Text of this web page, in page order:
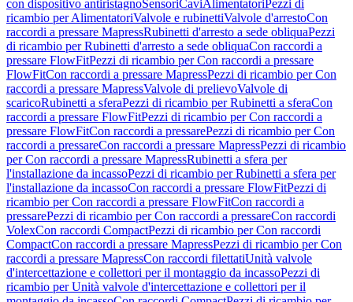
con dispositivo antiristagnoSensoriCaviAlimentatori Pezzi di
ricambio per AlimentatoriValvole e rubinettiValvole d'arrestoCon
raccordi a pressare MapressRubinetti d'arresto a sede obliquaPezzi
di ricambio per Rubinetti d'arresto a sede obliquaCon raccordi a
pressare FlowFitPezzi di ricambio per Con raccordi a pressare
FlowFitCon raccordi a pressare MapressPezzi di ricambio per Con
raccordi a pressare MapressValvole di prelievoValvole di
scaricoRubinetti a sferaPezzi di ricambio per Rubinetti a sferaCon
raccordi a pressare FlowFitPezzi di ricambio per Con raccordi a
pressare FlowFitCon raccordi a pressarePezzi di ricambio per Con
raccordi a pressareCon raccordi a pressare MapressPezzi di ricambio
per Con raccordi a pressare MapressRubinetti a sfera per
l'installazione da incassoPezzi di ricambio per Rubinetti a sfera per
l'installazione da incassoCon raccordi a pressare FlowFitPezzi di
ricambio per Con raccordi a pressare FlowFitCon raccordi a
pressarePezzi di ricambio per Con raccordi a pressareCon raccordi
VolexCon raccordi CompactPezzi di ricambio per Con raccordi
CompactCon raccordi a pressare MapressPezzi di ricambio per Con
raccordi a pressare MapressCon raccordi filettatiUnità valvole
d'intercettazione e collettori per il montaggio da incassoPezzi di
ricambio per Unità valvole d'intercettazione e collettori per il